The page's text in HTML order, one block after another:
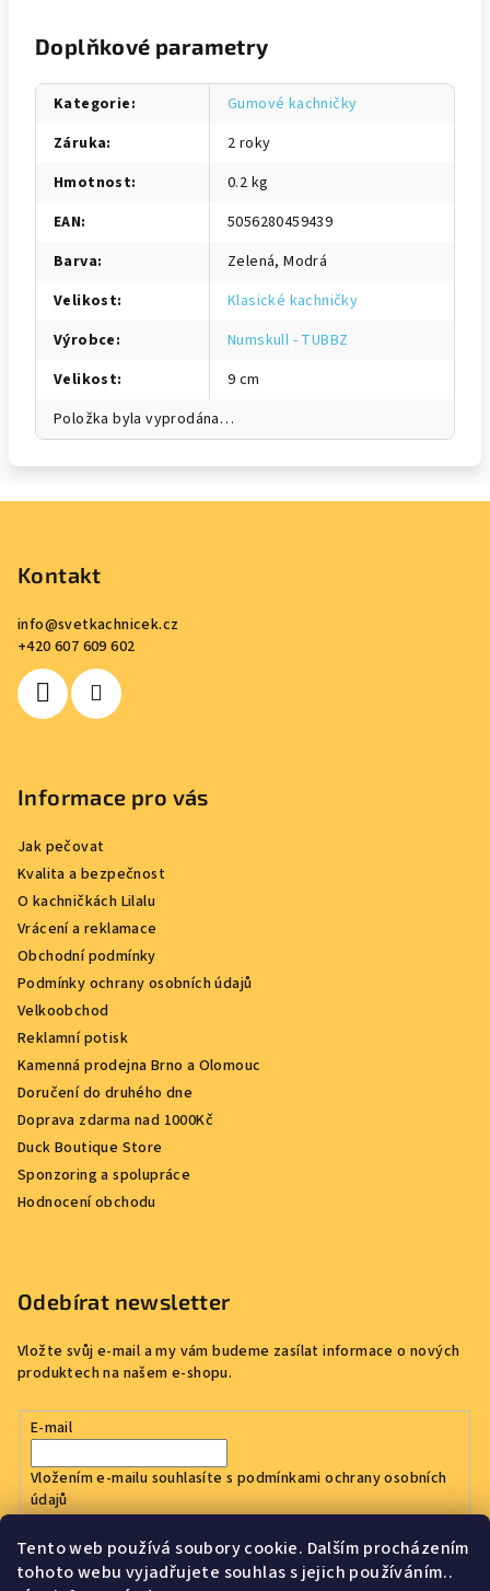
Tento web používá soubory cookie. Dalším procházením
tohoto webu vyjadřujete souhlas s jejich používáním..
Doplňkové parametry
Kategorie:
Gumové kachničky
Záruka:
2 roky
Hmotnost:
0.2 kg
EAN:
5056280459439
Barva:
Zelená, Modrá
Velikost:
Klasické kachničky
Výrobce:
Numskull - TUBBZ
Velikost:
9 cm
Položka byla vyprodána…
Kontakt
info@svetkachnicek.cz
+420 607 609 602
Informace pro vás
Jak pečovat
Kvalita a bezpečnost
O kachničkách Lilalu
Vrácení a reklamace
Obchodní podmínky
Podmínky ochrany osobních údajů
Velkoobchod
Reklamní potisk
Kamenná prodejna Brno a Olomouc
Doručení do druhého dne
Doprava zdarma nad 1000Kč
Duck Boutique Store
Sponzoring a spolupráce
Hodnocení obchodu
Odebírat newsletter
Vložte svůj e-mail a my vám budeme zasílat informace o nových
produktech na našem e-shopu.
E-mail
Vložením e-mailu souhlasíte s podmínkami ochrany osobních
údajů
Přihlásit se